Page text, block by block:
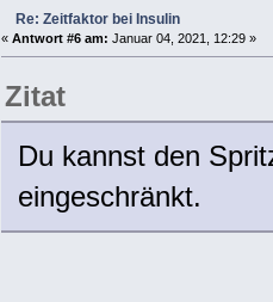
Re: Zeitfaktor bei Insulin
« Antwort #6 am: Januar 04, 2021, 12:29 »
Zitat
Du kannst den
eingeschränkt.